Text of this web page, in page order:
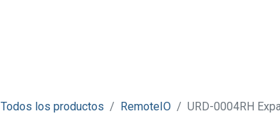
Todos los productos RemoteIO URD-0004RH